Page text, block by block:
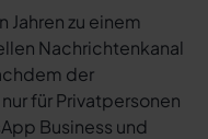
Jahren zu einem
Nachrichtenkanal
der
für Privatpersonen
Business und